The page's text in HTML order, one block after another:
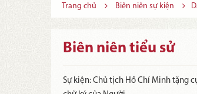
Trang chủ Biên niên sự kiện
Biên niên tiểu sử
Sự kiện: Chủ tịch Hồ Chí Minh tặng